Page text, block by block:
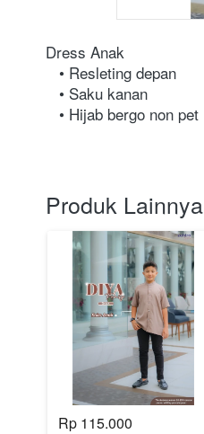
Dress Anak
   • Resleting depan
   • Saku kanan
   • Hijab bergo non pet
Produk Lainnya
Rp 115.000